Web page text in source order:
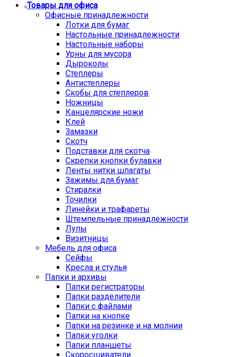
Товары для офиса
Офисные принадлежности
Лотки для бумаг
Настольные принадлежности
Настольные наборы
Урны для мусора
Дыроколы
Степлеры
Антистеплеры
Скобы для степлеров
Ножницы
Канцелярские ножи
Клей
Замазки
Скотч
Подставки для скотча
Скрепки кнопки булавки
Ленты нитки шпагаты
Зажимы для бумаг
Стиралки
Точилки
Линейки и трафареты
Штемпельные принадлежности
Лупы
Визитницы
Мебель для офиса
Сейфы
Кресла и стулья
Папки и архивы
Папки регистраторы
Папки разделители
Папки с файлами
Папки на кнопке
Папки на резинке и на молнии
Папки уголки
Папки планшеты
Скоросшиватели